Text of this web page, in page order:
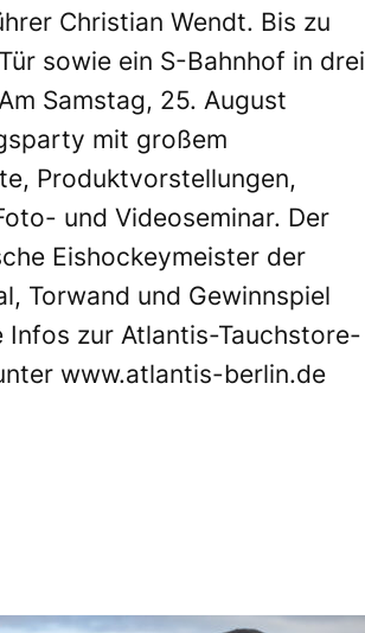
Christian Wendt. Bis zu
sowie ein S-Bahnhof in drei
Samstag, 25. August
mit großem
Produktvorstellungen,
und Videoseminar. Der
Eishockeymeister der
Torwand und Gewinnspiel
zur Atlantis-Tauchstore-
www.atlantis-berlin.de